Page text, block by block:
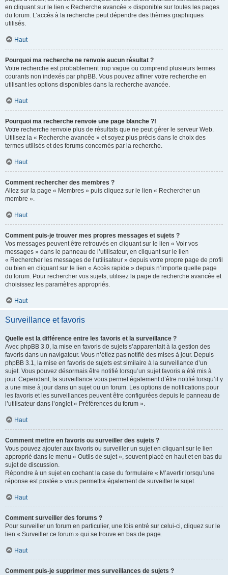
en cliquant sur le lien « Recherche avancée » disponible sur toutes les pages
du forum. L’accès à la recherche peut dépendre des thèmes graphiques
utilisés.
Haut
Pourquoi ma recherche ne renvoie aucun résultat ?
Votre recherche est probablement trop vague ou comprend plusieurs termes
courants non indexés par phpBB. Vous pouvez affiner votre recherche en
utilisant les options disponibles dans la recherche avancée.
Haut
Pourquoi ma recherche renvoie une page blanche ?!
Votre recherche renvoie plus de résultats que ne peut gérer le serveur Web.
Utilisez la « Recherche avancée » et soyez plus précis dans le choix des
termes utilisés et des forums concernés par la recherche.
Haut
Comment rechercher des membres ?
Allez sur la page « Membres » puis cliquez sur le lien « Rechercher un
membre ».
Haut
Comment puis-je trouver mes propres messages et sujets ?
Vos messages peuvent être retrouvés en cliquant sur le lien « Voir vos
messages » dans le panneau de l’utilisateur, en cliquant sur le lien
« Rechercher les messages de l’utilisateur » depuis votre propre page de profil
ou bien en cliquant sur le lien « Accès rapide » depuis n’importe quelle page
du forum. Pour rechercher vos sujets, utilisez la page de recherche avancée et
choisissez les paramètres appropriés.
Haut
Surveillance et favoris
Quelle est la différence entre les favoris et la surveillance ?
Avec phpBB 3.0, la mise en favoris de sujets s’apparentait à la gestion des
favoris dans un navigateur. Vous n’étiez pas notifié des mises à jour. Depuis
phpBB 3.1, la mise en favoris de sujets est similaire à la surveillance d’un
sujet. Vous pouvez désormais être notifié lorsqu’un sujet favoris a été mis à
jour. Cependant, la surveillance vous permet également d’être notifié lorsqu’il y
a une mise à jour dans un sujet ou un forum. Les options de notifications pour
les favoris et les surveillances peuvent être configurées depuis le panneau de
l’utilisateur dans l’onglet « Préférences du forum ».
Haut
Comment mettre en favoris ou surveiller des sujets ?
Vous pouvez ajouter aux favoris ou surveiller un sujet en cliquant sur le lien
approprié dans le menu « Outils de sujet », souvent placé en haut et en bas du
sujet de discussion.
Répondre à un sujet en cochant la case du formulaire « M’avertir lorsqu’une
réponse est postée » vous permettra également de surveiller le sujet.
Haut
Comment surveiller des forums ?
Pour surveiller un forum en particulier, une fois entré sur celui-ci, cliquez sur le
lien « Surveiller ce forum » qui se trouve en bas de page.
Haut
Comment puis-je supprimer mes surveillances de sujets ?